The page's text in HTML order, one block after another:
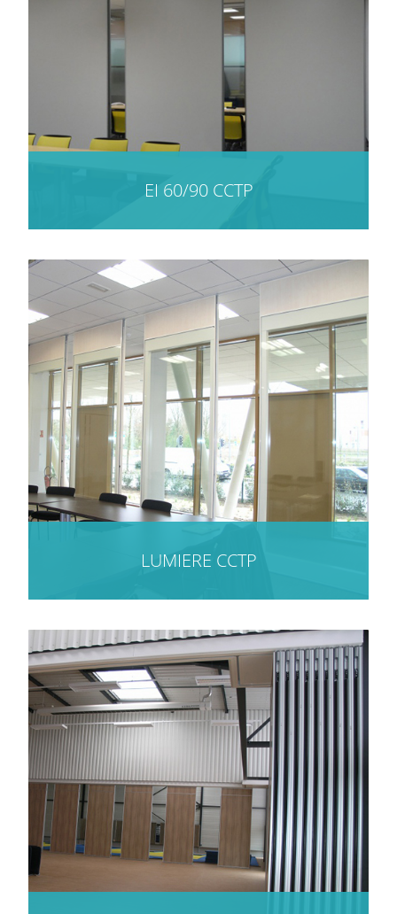
EI 60/90 CCTP
LUMIERE CCTP